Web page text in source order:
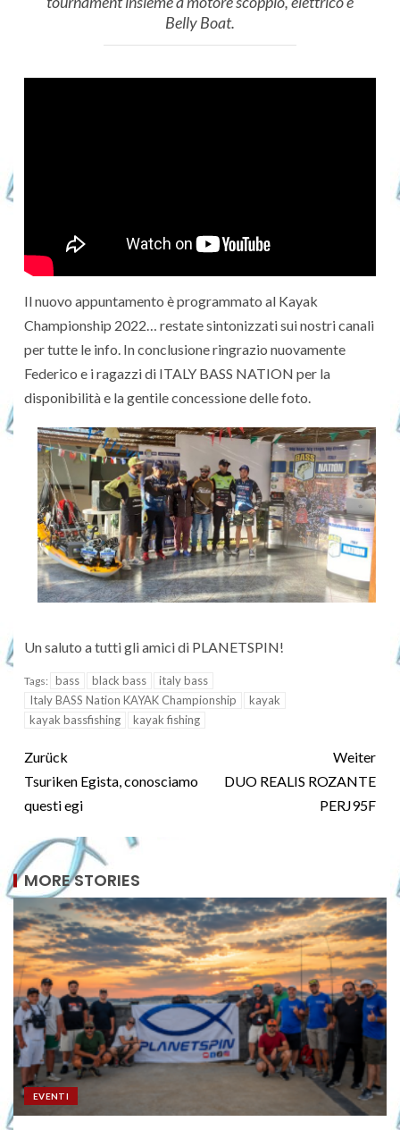
Belly Boat.
Il nuovo appuntamento è programmato al Kayak
Championship 2022… restate sintonizzati sui nostri canali
per tutte le info. In conclusione ringrazio nuovamente
Federico e i ragazzi di ITALY BASS NATION per la
disponibilità e la gentile concessione delle foto.
Un saluto a tutti gli amici di PLANETSPIN!
Tags: bass black bass
italy bass
Italy BASS Nation KAYAK Championship
kayak
kayak bassfishing
kayak fishing
Zurück
Tsuriken Egista, conosciamo
questi egi
Weiter
DUO REALIS ROZANTE
PERJ95F
MORE STORIES
EVENTI